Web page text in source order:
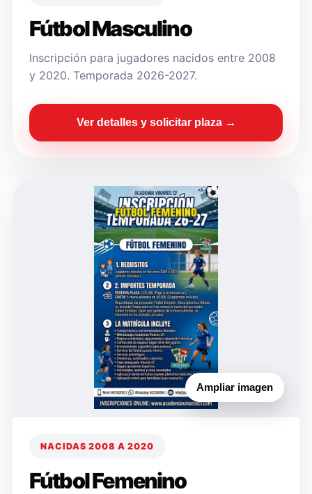
Fútbol Masculino
Inscripción para jugadores nacidos entre 2008
y 2020. Temporada 2026-2027.
Ver detalles y solicitar plaza →
Ampliar imagen
NACIDAS 2008 A 2020
Fútbol Femenino